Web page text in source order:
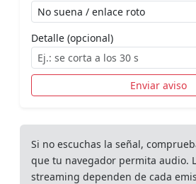
Detalle (opcional)
Enviar aviso
Si no escuchas la señal,
que tu navegador permita audio.
streaming dependen de cada